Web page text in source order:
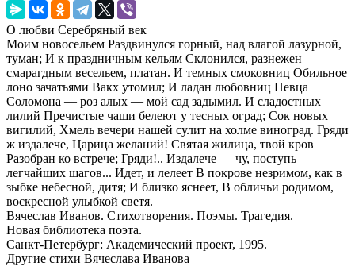
О любви Серебряный век
Моим новосельем Раздвинулся горный, над влагой лазурной,
туман; И к праздничным кельям Склонился, разнежен
смарагдным весельем, платан. И темных смоковниц Обильное
лоно зачатьями Вакх утомил; И ладан любовниц Певца
Соломона — роз алых — мой сад задымил. И сладостных
лилий Пречистые чаши белеют у тесных оград; Сок новых
вигилий, Хмель вечери нашей сулит на холме виноград. Гряди
ж издалече, Царица желаний! Святая жилица, твой кров
Разобран ко встрече; Гряди!.. Издалече — чу, поступь
легчайших шагов... Идет, и лелеет В покрове незримом, как в
зыбке небесной, дитя; И близко яснеет, В обличьи родимом,
воскресной улыбкой светя.
Вячеслав Иванов. Стихотворения. Поэмы. Трагедия.
Новая библиотека поэта.
Санкт-Петербург: Академический проект, 1995.
Другие стихи Вячеслава Иванова